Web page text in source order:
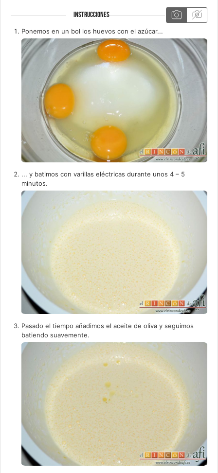
INSTRUCCIONES
Ponemos en un bol los huevos con el azúcar...
... y batimos con varillas eléctricas durante unos 4 – 5
minutos.
Pasado el tiempo añadimos el aceite de oliva y seguimos
batiendo suavemente.